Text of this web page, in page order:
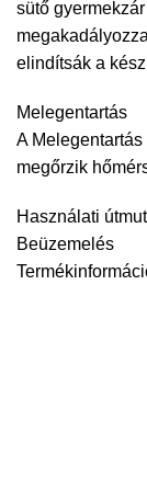
sütő
elindítsák a
Melegentartás
A
megőrzik
Használati
Beüzemelés